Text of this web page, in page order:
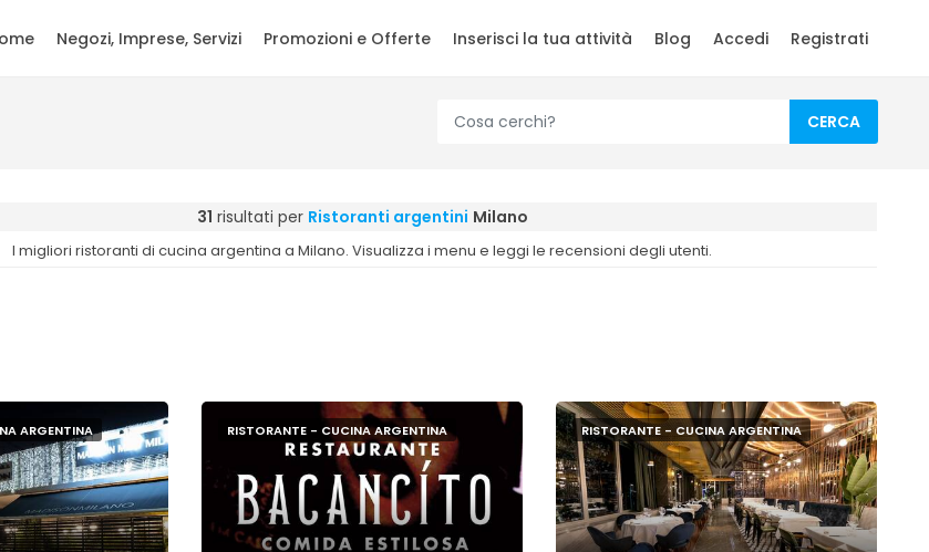
Negozi, Imprese, Servizi Promozioni e Offerte Inserisci la tua attività Blog Accedi Registrati
CERCA
31 risultati per Ristoranti argentini Milano
I migliori ristoranti di cucina argentina a Milano. Visualizza i menu e leggi le recensioni degli utenti.
ARGENTINA RISTORANTE - CUCINA ARGENTINA RISTORANTE - CUCINA ARGENTINA